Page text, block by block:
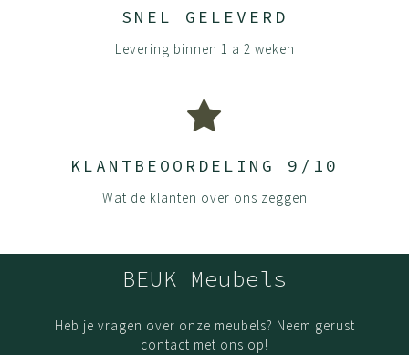
SNEL GELEVERD
Levering binnen 1 a 2 weken
KLANTBEOORDELING 9/10
Wat de klanten over ons zeggen
BEUK Meubels
Heb je vragen over onze meubels? Neem gerust
contact met ons op!